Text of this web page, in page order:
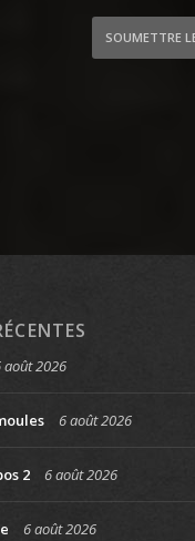
SOUMETTRE
août 2026
6 août 2026
2 6 août 2026
6 août 2026